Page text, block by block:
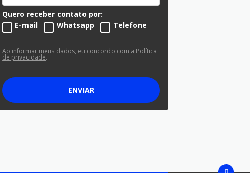
Quero receber contato por:
E-mail
Whatsapp Telefone
Ao informar meus dados, eu concordo com a Política
de privacidade.
ENVIAR